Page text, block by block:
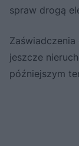
spraw drogą
Zaświadczenia
jeszcze
późniejszym